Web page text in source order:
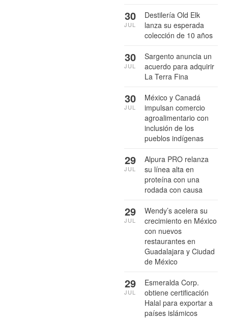
Destilería Old Elk
lanza su esperada
colección de 10 años
30
JUL
Sargento anuncia un
acuerdo para adquirir
La Terra Fina
30
JUL
México y Canadá
impulsan comercio
agroalimentario con
inclusión de los
pueblos indígenas
30
JUL
Alpura PRO relanza
su línea alta en
proteína con una
rodada con causa
29
JUL
Wendy’s acelera su
crecimiento en México
con nuevos
restaurantes en
Guadalajara y Ciudad
de México
29
JUL
Esmeralda Corp.
obtiene certificación
Halal para exportar a
países islámicos
29
JUL